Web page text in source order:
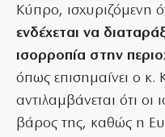
Κύπρο, ισχυριζόμενη
ενδέχεται να
ισορροπία στην
όπως επισημαίνει ο κ.
αντιλαμβάνεται ότι οι
βάρος της, καθώς η